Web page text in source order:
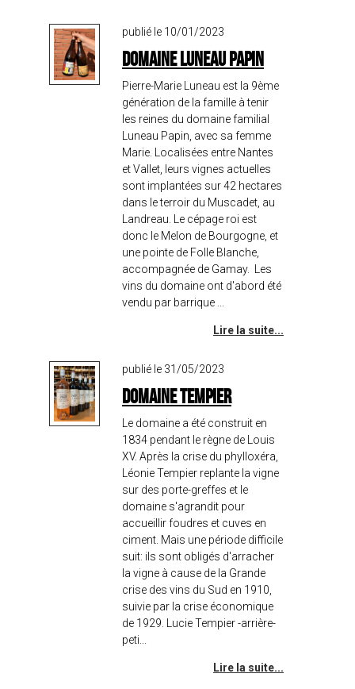
publié le 10/01/2023
Domaine Luneau Papin
Pierre-Marie Luneau est la 9ème
génération de la famille à tenir
les reines du domaine familial
Luneau Papin, avec sa femme
Marie. Localisées entre Nantes
et Vallet, leurs vignes actuelles
sont implantées sur 42 hectares
dans le terroir du Muscadet, au
Landreau. Le cépage roi est
donc le Melon de Bourgogne, et
une pointe de Folle Blanche,
accompagnée de Gamay. Les
vins du domaine ont d'abord été
vendu par barrique ...
Lire la suite...
publié le 31/05/2023
Domaine Tempier
Le domaine a été construit en
1834 pendant le règne de Louis
XV. Après la crise du phylloxéra,
Léonie Tempier replante la vigne
sur des porte-greffes et le
domaine s'agrandit pour
accueillir foudres et cuves en
ciment. Mais une période difficile
suit: ils sont obligés d'arracher
la vigne à cause de la Grande
crise des vins du Sud en 1910,
suivie par la crise économique
de 1929. Lucie Tempier -arrière-
peti...
Lire la suite...